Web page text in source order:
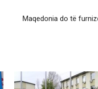
Maqedonia do të